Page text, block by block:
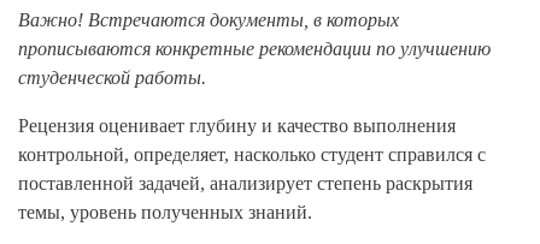
Важно! Встречаются документы, в которых
прописываются конкретные рекомендации по улучшению
студенческой работы.
Рецензия оценивает глубину и качество выполнения
контрольной, определяет, насколько студент справился с
поставленной задачей, анализирует степень раскрытия
темы, уровень полученных знаний.